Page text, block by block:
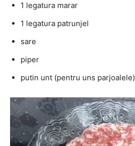
1 legatura marar
1 legatura patrunjel
sare
piper
putin unt (pentru uns parjoalele)